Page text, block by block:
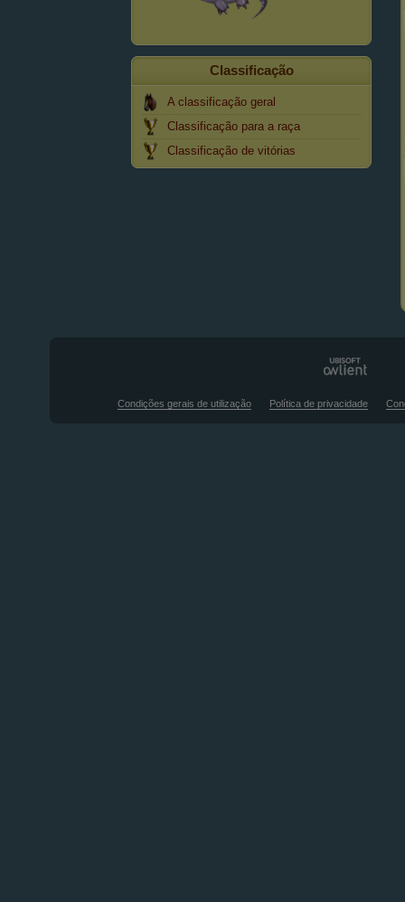
Classificação
A classificação geral
Classificação para a raça
Classificação de vitórias
Condições gerais de utilização Política de privacidade